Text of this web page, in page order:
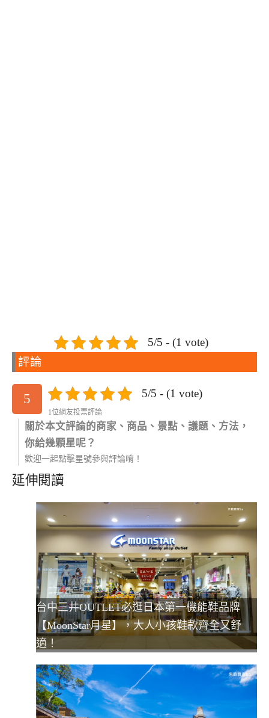
5/5 - (1 vote)
評論
5 5/5 - (1 vote)
1位網友投票評論
關於本文評論的商家、商品、景點、議題、方法，
你給幾顆星呢？
歡迎一起點擊星號參與評論唷！
延伸閱讀
台中三井OUTLET必逛日本第一機能鞋品牌
【MoonStar月星】，大人小孩鞋款齊全又舒
適！